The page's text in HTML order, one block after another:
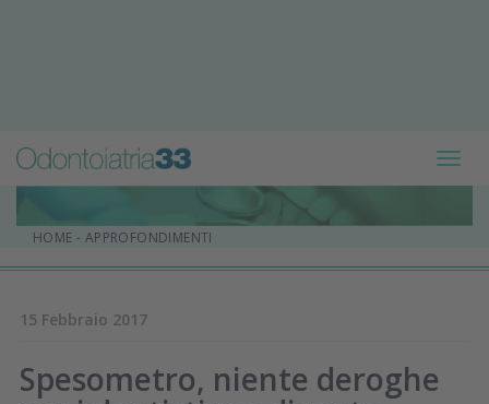
HOME - APPROFONDIMENTI
15 Febbraio 2017
Spesometro, niente deroghe